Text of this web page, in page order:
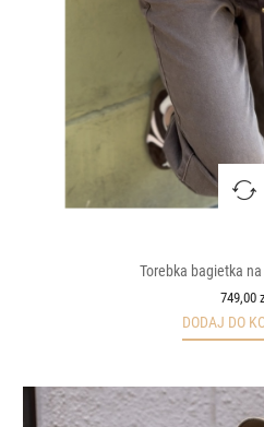
Torebka bagietka
749,00
DODAJ DO